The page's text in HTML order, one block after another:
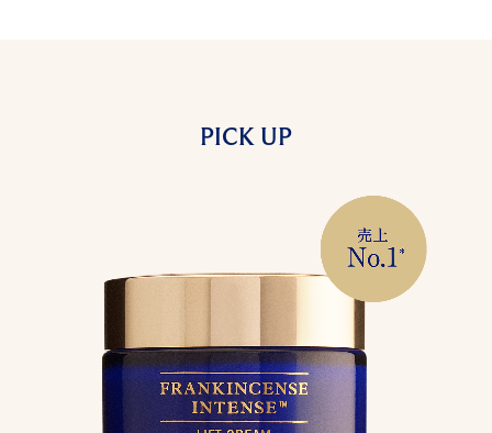
PICK UP